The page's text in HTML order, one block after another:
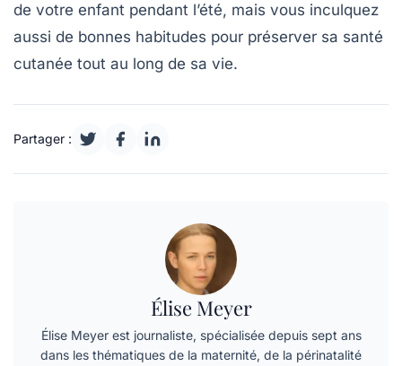
de votre enfant pendant l’été, mais vous inculquez
aussi de bonnes habitudes pour préserver sa santé
cutanée tout au long de sa vie.
Partager :
Élise Meyer
Élise Meyer est journaliste, spécialisée depuis sept ans
dans les thématiques de la maternité, de la périnatalité